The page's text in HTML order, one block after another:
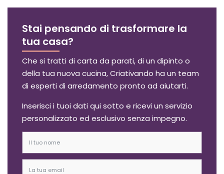
Stai pensando di trasformare la
tua casa?
Che si tratti di carta da parati, di un dipinto o
della tua nuova cucina, Criativando ha un team
di esperti di arredamento pronto ad aiutarti.
Inserisci i tuoi dati qui sotto e ricevi un servizio
personalizzato ed esclusivo senza impegno.